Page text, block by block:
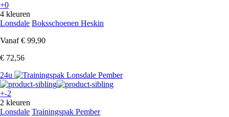
+0
4 kleuren
Lonsdale Boksschoenen Heskin
Vanaf € 99,90
€ 72,56
24u
+-2
2 kleuren
Lonsdale Trainingspak Pember